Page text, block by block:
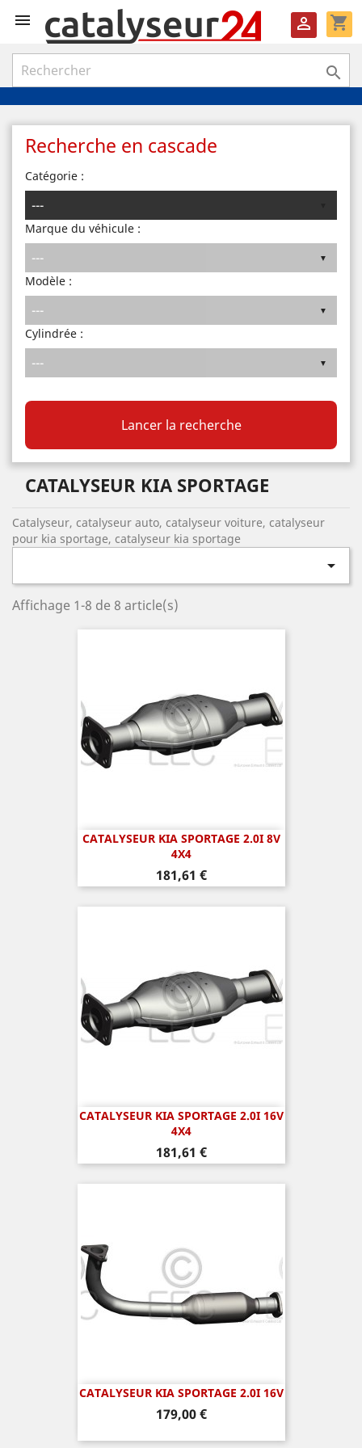
 shopping_cart


Recherche en cascade
Catégorie :
Marque du véhicule :
Modèle :
Cylindrée :
Lancer la recherche
CATALYSEUR KIA SPORTAGE
Catalyseur, catalyseur auto, catalyseur voiture, catalyseur
pour kia sportage, catalyseur kia sportage

Affichage 1-8 de 8 article(s)
CATALYSEUR KIA SPORTAGE 2.0I 8V
4X4
Prix
181,61 €
CATALYSEUR KIA SPORTAGE 2.0I 16V
4X4
Prix
181,61 €
CATALYSEUR KIA SPORTAGE 2.0I 16V
Prix
179,00 €